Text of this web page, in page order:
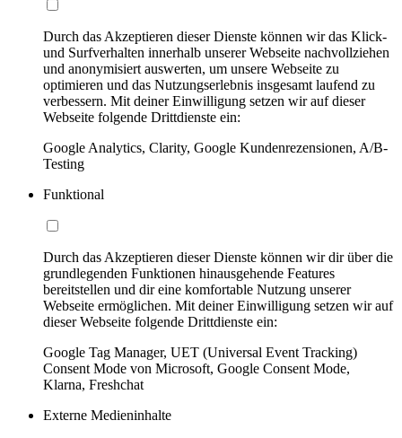
Durch das Akzeptieren dieser Dienste können wir das Klick-
und Surfverhalten innerhalb unserer Webseite nachvollziehen
und anonymisiert auswerten, um unsere Webseite zu
optimieren und das Nutzungserlebnis insgesamt laufend zu
verbessern. Mit deiner Einwilligung setzen wir auf dieser
Webseite folgende Drittdienste ein:
Google Analytics, Clarity, Google Kundenrezensionen, A/B-
Testing
Funktional
Durch das Akzeptieren dieser Dienste können wir dir über die
grundlegenden Funktionen hinausgehende Features
bereitstellen und dir eine komfortable Nutzung unserer
Webseite ermöglichen. Mit deiner Einwilligung setzen wir auf
dieser Webseite folgende Drittdienste ein:
Google Tag Manager, UET (Universal Event Tracking)
Consent Mode von Microsoft, Google Consent Mode,
Klarna, Freshchat
Externe Medieninhalte